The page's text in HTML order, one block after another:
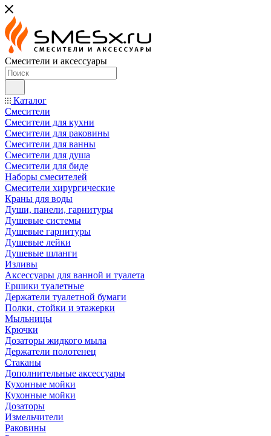
Смесители и аксессуары
Каталог
Смесители
Смесители для кухни
Смесители для раковины
Смесители для ванны
Смесители для душа
Смесители для биде
Наборы смесителей
Смесители хирургические
Краны для воды
Души, панели, гарнитуры
Душевые системы
Душевые гарнитуры
Душевые лейки
Душевые шланги
Изливы
Аксессуары для ванной и туалета
Ершики туалетные
Держатели туалетной бумаги
Полки, стойки и этажерки
Мыльницы
Крючки
Дозаторы жидкого мыла
Держатели полотенец
Стаканы
Дополнительные аксессуары
Кухонные мойки
Кухонные мойки
Дозаторы
Измельчители
Раковины